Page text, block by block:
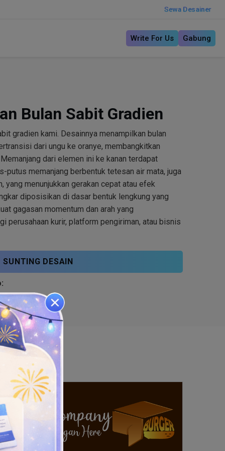
Sewa Desainer
Write For Us Gabung
Bulan Sabit Gradien
gradien kami. Desainnya menampilkan bulan
dari ungu ke oranye, membangkitkan
dari elemen ini ke kanan terdapat
putus memanjang berbentuk tetesan air mata, juga
yang menunjukkan gerakan cepat atau efek
diposisikan di dasar bentuk lengkung yang
gagasan momentum dan arah yang
perusahaan kurir, platform pengiriman, atau bisnis
SUNTING DESAIN